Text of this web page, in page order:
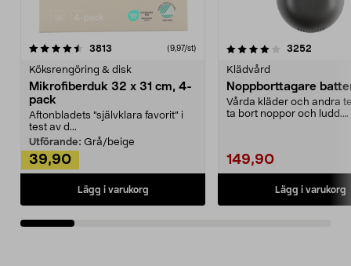
3813 (9,97/st)
Köksrengöring & disk
Mikrofiberduk 32 x 31 cm, 4-
pack
Aftonbladets "självklara favorit” i
test av d...
Utförande: Grå/beige
39,90
Lägg i varukorg
4.0av 5 stjärnor 3252
Klädvård
Noppborttagare
Vårda kläder och andra
ta bort noppor och ludd.
149,90
Lägg i varukorg
4.5av 5 stjärnor